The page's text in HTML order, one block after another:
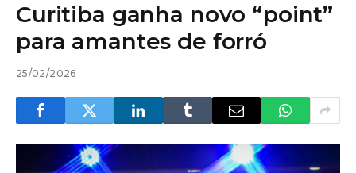
Curitiba ganha novo “point”
para amantes de forró
25/02/2026